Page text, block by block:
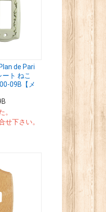
de Pari
ト ねこ
09B【メ
。
せ下さい。